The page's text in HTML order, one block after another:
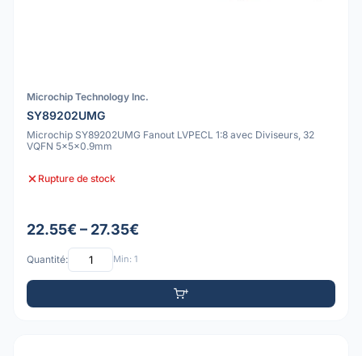
Microchip Technology Inc.
SY89202UMG
Microchip SY89202UMG Fanout LVPECL 1:8 avec Diviseurs, 32
VQFN 5x5x0.9mm
Rupture de stock
22.55€ – 27.35€
Quantité: Min: 1